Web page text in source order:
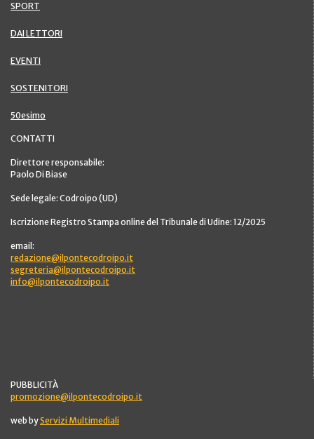
SPORT
DAI LETTORI
EVENTI
SOSTENITORI
50esimo
CONTATTI
Direttore responsabile:
Paolo Di Biase
Sede legale: Codroipo (UD)
Iscrizione Registro Stampa online del Tribunale di Udine: 12/2025
email:
redazione@ilpontecodroipo.it
segreteria@ilpontecodroipo.it
info@ilpontecodroipo.it
PUBBLICITÀ
promozione@ilpontecodroipo.it
web byServizi Multimediali